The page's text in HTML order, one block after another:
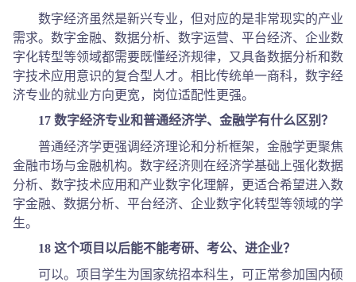
数字经济虽然是新兴专业，但对应的是非常现实的产业
需求。数字金融、数据分析、数字运营、平台经济、企业数
字化转型等领域都需要既懂经济规律，又具备数据分析和数
字技术应用意识的复合型人才。相比传统单一商科，数字经
济专业的就业方向更宽，岗位适配性更强。
17 数字经济专业和普通经济学、金融学有什么区别？
普通经济学更强调经济理论和分析框架，金融学更聚焦
金融市场与金融机构。数字经济则在经济学基础上强化数据
分析、数字技术应用和产业数字化理解，更适合希望进入数
字金融、数据分析、平台经济、企业数字化转型等领域的学
生。
18 这个项目以后能不能考研、考公、进企业？
可以。项目学生为国家统招本科生，可正常参加国内硕